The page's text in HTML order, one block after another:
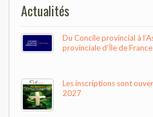
Actualités
Du Concile provincial à
provinciale d’Île de France
Les inscriptions sont
2027